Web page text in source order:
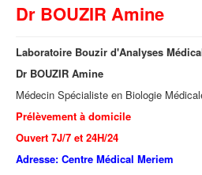
Dr BOUZIR Amine
Laboratoire Bouzir d'Analyses
Dr BOUZIR Amine
Médecin Spécialiste en Biologie
Prélèvement à domicile
Ouvert 7J/7 et 24H/24
Adresse: Centre Médical Meriem